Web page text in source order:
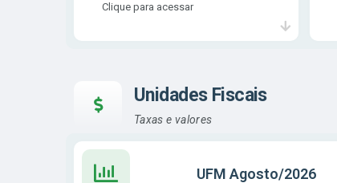
Clique para acessar
Unidades Fiscais
Taxas e valores
UFM Agosto/2026